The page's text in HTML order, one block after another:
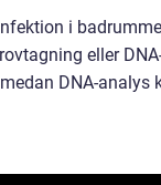
i
eller
DNA-analys